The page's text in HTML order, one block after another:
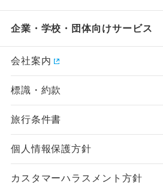
企業・学校・団体向けサービス
会社案内
標識・約款
旅行条件書
個人情報保護方針
カスタマーハラスメント方針